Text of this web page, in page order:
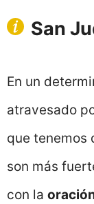
San
En un
atravesado
que tenemos
son más
con la